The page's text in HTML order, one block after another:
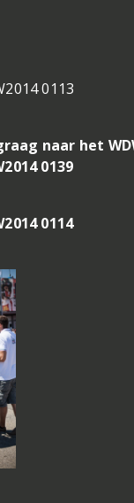
naar het